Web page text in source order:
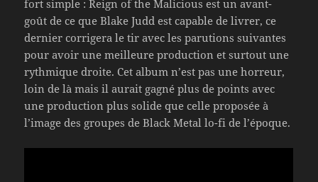
fort simple : Reign of the Malicious est un avant-
goût de ce que Blake Judd est capable de livrer, ce
dernier corrigera le tir avec les parutions suivantes
pour avoir une meilleure production et surtout une
rythmique droite. Cet album n’est pas une horreur,
loin de là mais il aurait gagné plus de points avec
une production plus solide que celle proposée à
l’image des groupes de Black Metal lo-fi de l’époque.